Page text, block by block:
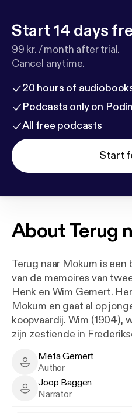
Start 14 days
99 kr. / month after trial.
Cancel anytime.
20 hours of
Podcasts only on
All free podcasts
Start
AboutTerug
Terug naar Mokum is
van de memoires van
Henk en Wim Gemert.
Mokum en gaat al op
koopvaardij. Wim (1904),
zijn zestiende in
Meta Gemert - Author
Meta Gemert
Author
Joop Baggen - Narrator
Joop Baggen
Narrator